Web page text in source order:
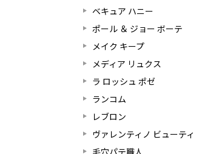
ベキュア ハニー
ポール ＆ ジョー ボーテ
メイク キープ
メディア リュクス
ラ ロッシュ ポゼ
ランコム
レブロン
ヴァレンティノ ビューティ
毛穴パテ職人